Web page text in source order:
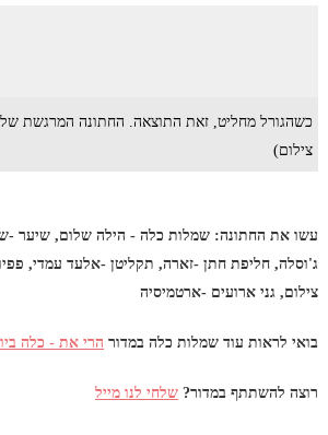
כשהגורל מחליט, זאת התוצאה. החתונה המרגשת של
צילום)
עשו את החתונה: שמלות כלה - הילה שלום, שיער -
צילום, גני ארועים -ארטמיסיה
בואי לראות עוד שמלות כלה במדור הרי את - כלה
רוצה להשתתף במדור? שלחי לנו מייל